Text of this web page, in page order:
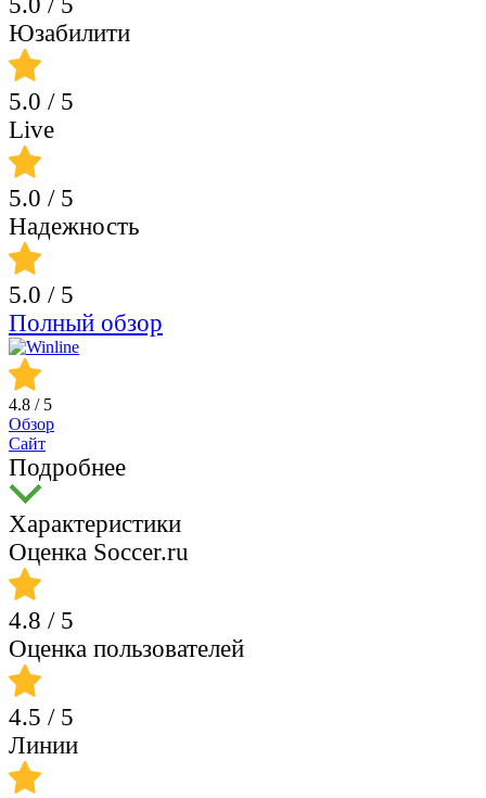
Юзабилити
5.0 / 5
Live
5.0 / 5
Надежность
5.0 / 5
Полный обзор
4.8 / 5
Обзор
Сайт
Подробнее
Характеристики
Оценка Soccer.ru
4.8 / 5
Оценка пользователей
4.5 / 5
Линии